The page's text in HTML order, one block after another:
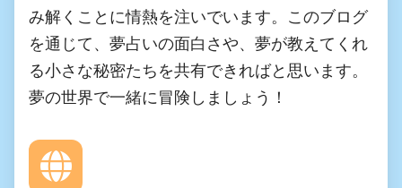
み解くことに情熱を注いでいます。このブログ
を通じて、夢占いの面白さや、夢が教えてくれ
る小さな秘密たちを共有できればと思います。
夢の世界で一緒に冒険しましょう！